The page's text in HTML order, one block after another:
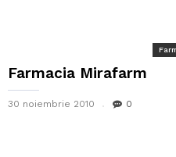
Farmacia Mirafarm
30 noiembrie 2010 0